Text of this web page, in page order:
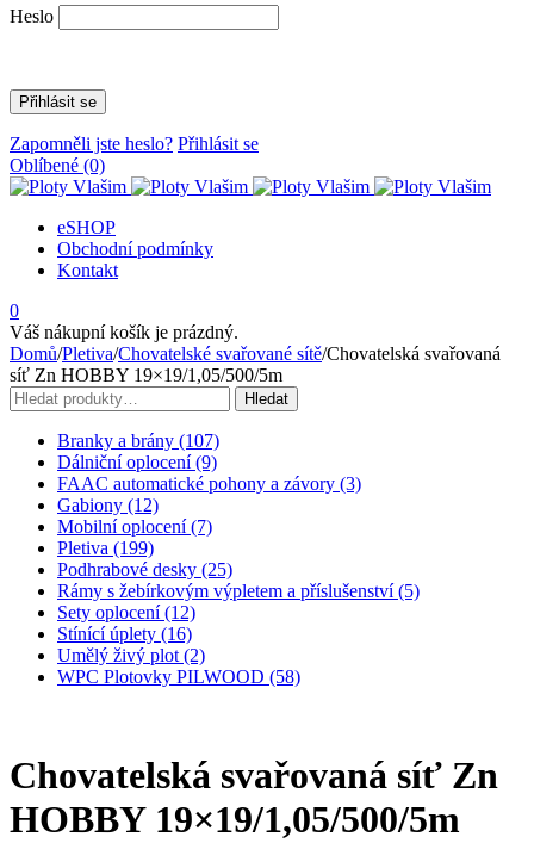
Heslo
Zapomněli jste heslo? Přihlásit se
Oblíbené (0)
eSHOP
Obchodní podmínky
Kontakt
0
Váš nákupní košík je prázdný.
Domů/Pletiva/Chovatelské svařované sítě/Chovatelská svařovaná
síť Zn HOBBY 19×19/1,05/500/5m
Hledat:
Hledat
Branky a brány (107)
Dálniční oplocení (9)
FAAC automatické pohony a závory (3)
Gabiony (12)
Mobilní oplocení (7)
Pletiva (199)
Podhrabové desky (25)
Rámy s žebírkovým výpletem a příslušenství (5)
Sety oplocení (12)
Stínící úplety (16)
Umělý živý plot (2)
WPC Plotovky PILWOOD (58)
Chovatelská svařovaná síť Zn
HOBBY 19×19/1,05/500/5m